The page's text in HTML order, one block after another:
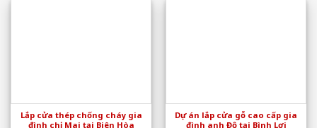
Lắp cửa thép chống cháy gia
đình chị Mai tại Biên Hòa
Dự án lắp cửa gỗ cao cấp gia
đình anh Độ tại Bình Lợi